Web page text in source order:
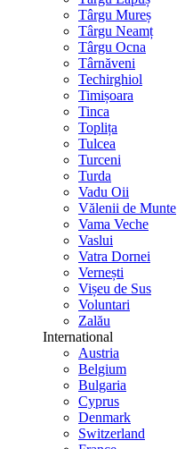
Târgu Mureș
Târgu Neamț
Târgu Ocna
Târnăveni
Techirghiol
Timișoara
Tinca
Toplița
Tulcea
Turceni
Turda
Vadu Oii
Vălenii de Munte
Vama Veche
Vaslui
Vatra Dornei
Vernești
Vișeu de Sus
Voluntari
Zalău
International
Austria
Belgium
Bulgaria
Cyprus
Denmark
Switzerland